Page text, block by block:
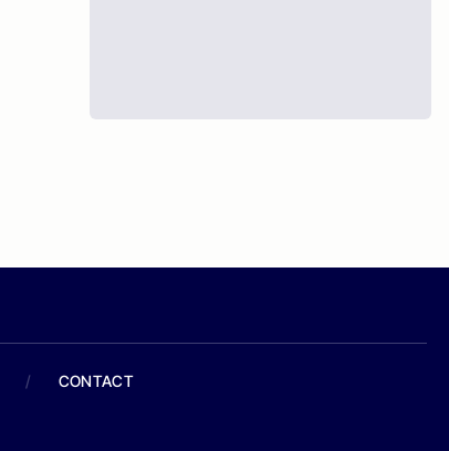
/ CONTACT